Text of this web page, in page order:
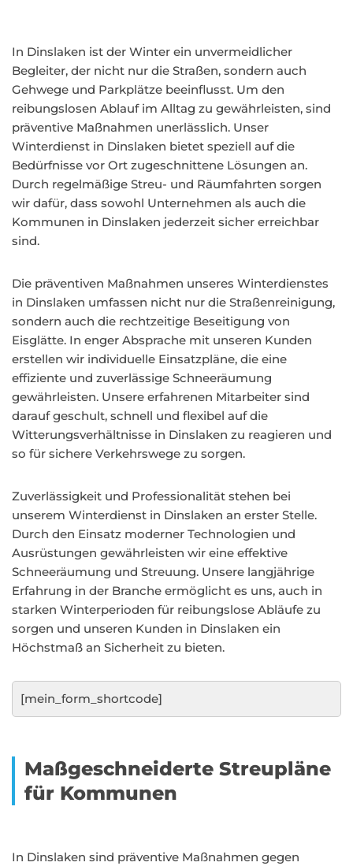
In Dinslaken ist der Winter ein unvermeidlicher
Begleiter, der nicht nur die Straßen, sondern auch
Gehwege und Parkplätze beeinflusst. Um den
reibungslosen Ablauf im Alltag zu gewährleisten, sind
präventive Maßnahmen unerlässlich. Unser
Winterdienst in Dinslaken bietet speziell auf die
Bedürfnisse vor Ort zugeschnittene Lösungen an.
Durch regelmäßige Streu- und Räumfahrten sorgen
wir dafür, dass sowohl Unternehmen als auch die
Kommunen in Dinslaken jederzeit sicher erreichbar
sind.
Die präventiven Maßnahmen unseres Winterdienstes
in Dinslaken umfassen nicht nur die Straßenreinigung,
sondern auch die rechtzeitige Beseitigung von
Eisglätte. In enger Absprache mit unseren Kunden
erstellen wir individuelle Einsatzpläne, die eine
effiziente und zuverlässige Schneeräumung
gewährleisten. Unsere erfahrenen Mitarbeiter sind
darauf geschult, schnell und flexibel auf die
Witterungsverhältnisse in Dinslaken zu reagieren und
so für sichere Verkehrswege zu sorgen.
Zuverlässigkeit und Professionalität stehen bei
unserem Winterdienst in Dinslaken an erster Stelle.
Durch den Einsatz moderner Technologien und
Ausrüstungen gewährleisten wir eine effektive
Schneeräumung und Streuung. Unsere langjährige
Erfahrung in der Branche ermöglicht es uns, auch in
starken Winterperioden für reibungslose Abläufe zu
sorgen und unseren Kunden in Dinslaken ein
Höchstmaß an Sicherheit zu bieten.
[mein_form_shortcode]
Maßgeschneiderte Streupläne
für Kommunen
In Dinslaken sind präventive Maßnahmen gegen